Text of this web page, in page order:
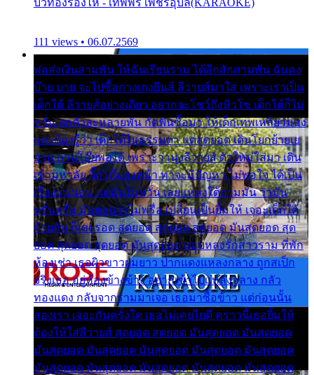
111 views • 06.07.2569
พ่อส่งเงินสามพัน ให้ฉันเรียนราม ได้อีกสักสามพัน ฉันคง
บ๊าย บาย จะไปซื้อกางเกงยีนส์ ลีวายส์มาใส่ เพราะเราเป็น
เด็กใต้ ลีวายส์อย่างเดียว อยากจะโชว์ถึงหิวโซ เด็กใต้ก็ไม่
หวั่น ตกตัวละหลายพัน กัดฟันซื้อมา ให้เด็กเทพเหลียวมอง
และต้องรู้ว่า เด็กใต้ไม่ธรรมดา แต่สุดยอด เดินโยกย้ายเย
ยวน กวนโอ๊ยพอได้ เพราะว่านุ่งลีวายส์ ตัวใหม่ใส่มา เดิน
เข้ามหาลัย จิ๊กโก๊มองหน้า ท่าจะมีปัญหา ไม่พอใจ ได้เป็น
เรื่องแน่นอน แต่ฉันไม่หวั่น เลยแหลงใต้ถามมัน ว่ามัน
พรั่นพรือ มันตอบว่าไม่พรื่อ เปลี่ยนเป็นยิ้มให้ เจอะเด็กใต้
ด้วยกัน ก็เลยรอด สุดยอด สุดยอด สุดยอด มันสุดยอด สุด
ยอด สุดยอด สุดยอด มันสุดยอด แอบหลงรักสาวราม ที่พัก
ห้องเช่า เธอผิวขาวผมยาว ปากแดงแหลงกลาง ถูกสเป็ก
จริงเธอ อยู่ห้องข้างข้าง อยากเข้าไปแหลงกลาง กลัว
ทองแดง กลับจากรามมาเจอ เธอมาซื้อข้าว แต่ก่อนนั้น
สองเรา เจอะกันครั้งใด เธอไม่เคยไยดี คราวนี้เธอยิ้มให้
ต้องให้ใส่ลีวายส์ สุดยอด สุดยอด มันสุดยอด มันสุดยอด
มันสุดยอด มันสุดยอด มันสุดยอด มันสุดยอด มันสุดยอด
มันสุดยอด มันสุดยอด มันสุดยอด มันสุดยอด มันสุดยอด